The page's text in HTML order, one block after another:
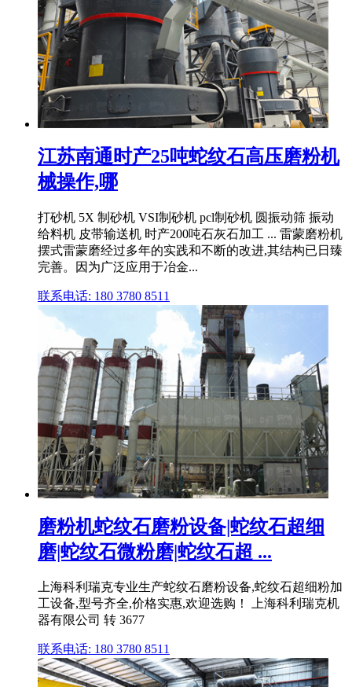
江苏南通时产25吨蛇纹石高压磨粉机
械操作,哪
打砂机 5X 制砂机 VSI制砂机 pcl制砂机 圆振动筛 振动
给料机 皮带输送机 时产200吨石灰石加工 ... 雷蒙磨粉机
摆式雷蒙磨经过多年的实践和不断的改进,其结构已日臻
完善。因为广泛应用于冶金...
联系电话: 180 3780 8511
磨粉机蛇纹石磨粉设备|蛇纹石超细
磨|蛇纹石微粉磨|蛇纹石超 ...
上海科利瑞克专业生产蛇纹石磨粉设备,蛇纹石超细粉加
工设备,型号齐全,价格实惠,欢迎选购！ 上海科利瑞克机
器有限公司 转 3677
联系电话: 180 3780 8511